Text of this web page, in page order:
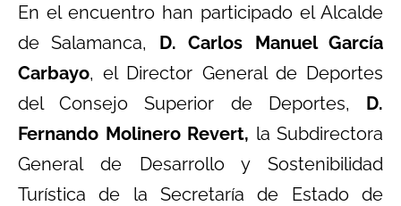
En el encuentro han participado el Alcalde
de Salamanca, D. Carlos Manuel García
Carbayo, el Director General de Deportes
del Consejo Superior de Deportes, D.
Fernando Molinero Revert, la Subdirectora
General de Desarrollo y Sostenibilidad
Turística de la Secretaría de Estado de